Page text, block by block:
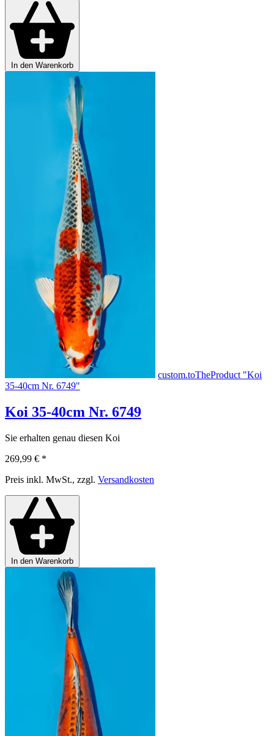
In den Warenkorb
custom.toTheProduct "Koi
35-40cm Nr. 6749"
Koi 35-40cm Nr. 6749
Sie erhalten genau diesen Koi
269,99 € *
Preis inkl. MwSt., zzgl. Versandkosten
In den Warenkorb